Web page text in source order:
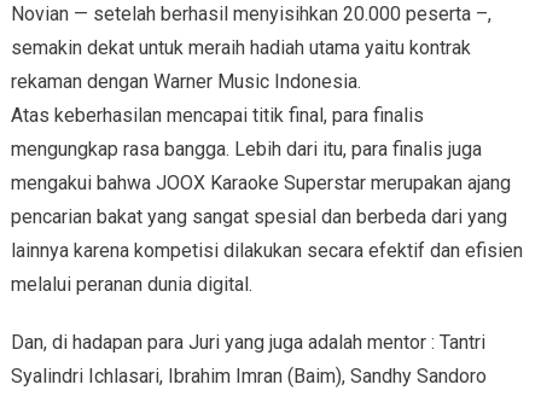
Novian — setelah berhasil menyisihkan 20.000 peserta –,
semakin dekat untuk meraih hadiah utama yaitu kontrak
rekaman dengan Warner Music Indonesia.
Atas keberhasilan mencapai titik final, para finalis
mengungkap rasa bangga. Lebih dari itu, para finalis juga
mengakui bahwa JOOX Karaoke Superstar merupakan ajang
pencarian bakat yang sangat spesial dan berbeda dari yang
lainnya karena kompetisi dilakukan secara efektif dan efisien
melalui peranan dunia digital.
Dan, di hadapan para Juri yang juga adalah mentor : Tantri
Syalindri Ichlasari, Ibrahim Imran (Baim), Sandhy Sandoro